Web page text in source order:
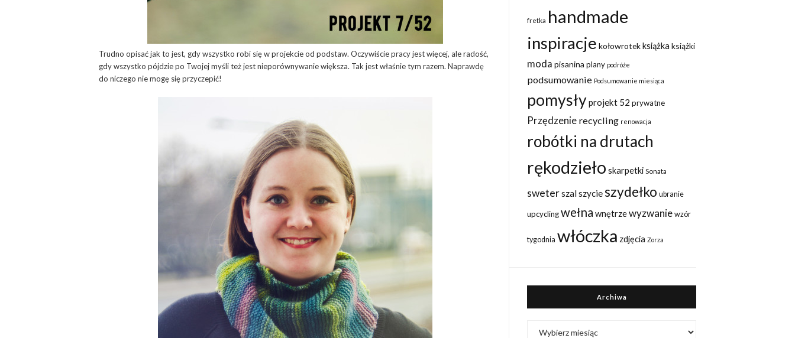
Trudno opisać jak to jest, gdy wszystko robi się w projekcie od podstaw. Oczywiście pracy jest więcej, ale radość,
gdy wszystko pójdzie po Twojej myśli też jest nieporównywanie większa. Tak jest właśnie tym razem. Naprawdę
do niczego nie mogę się przyczepić!
fretka handmade
inspiracje kołowrotekksiążka książki
moda pisanina plany podróże
podsumowanie Podsumowanie miesiąca
pomysłyprojekt 52 prywatne
Przędzenie recycling renowacja
robótki na drutach
rękodzieło skarpetki Sonata
sweterszalszycieszydełko ubranie
upcycling wełna wnętrzewyzwanie wzór
tygodnia włóczka zdjęcia Zorza
Archiwa